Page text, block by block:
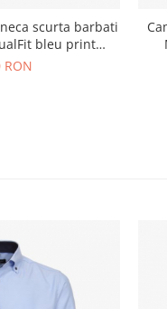
scurta barbati
bleu print
RON